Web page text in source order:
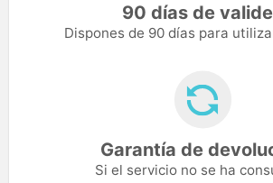
90 días de
Dispones de 90 días para
Garantía de
Si el servicio no se ha